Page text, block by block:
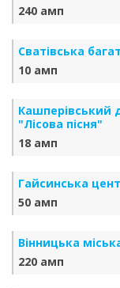
240 амп
Сватівська
10 амп
Кашперівський
"Лісова пісня"
18 амп
Гайсинська
50 амп
Вінницька
220 амп